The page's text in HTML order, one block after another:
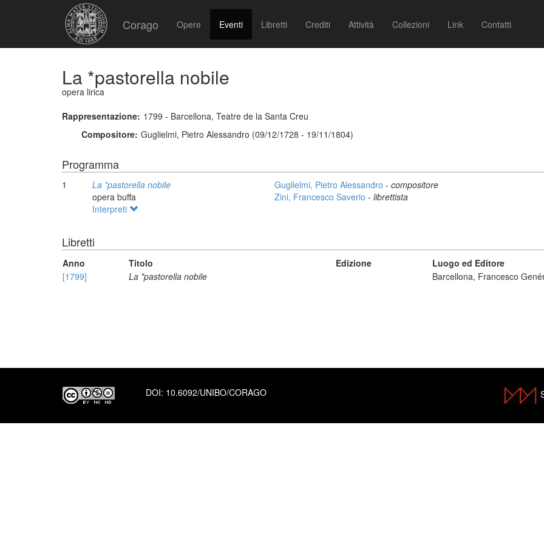
Corago Opere Eventi Libretti Crediti Attività Collezioni Link Contatti
La *pastorella nobile
opera lirica
Rappresentazione: 1799 - Barcellona, Teatre de la Santa Creu
Compositore: Guglielmi, Pietro Alessandro (09/12/1728 - 19/11/1804)
Programma
1
La *pastorella nobile
opera buffa
Guglielmi, Pietro Alessandro - compositore
Zini, Francesco Saverio - librettista
Interpreti
Libretti
Anno Titolo Edizione
Luogo ed Editore
[1799]
La *pastorella nobile Barcellona, Francesco
DOI: 10.6092/UNIBO/CORAGO